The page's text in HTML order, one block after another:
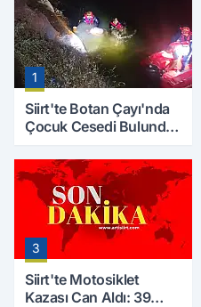
1
Siirt'te Botan Çayı'nda
Çocuk Cesedi Bulundu:
Çalışmaları Başlıyor
3
Siirt'te Motosiklet
Kazası Can Aldı: 39